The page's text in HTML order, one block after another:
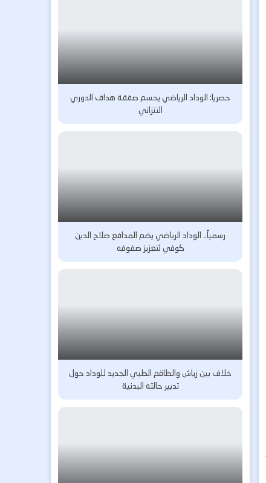
حصريا: الوداد الرياضي يحسم صفقة هداف الدوري
التنزاني
رسمياً.. الوداد الرياضي يضم المدافع صلاح الدين
كوفي لتعزيز صفوفه
خلاف بين زياش والطاقم الطبي الجديد للوداد حول
تدبير حالته البدنية